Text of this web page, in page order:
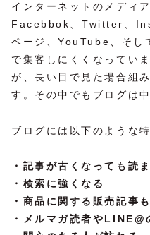
インターネットのメディ
Facebbok、Twitter、
ページ、YouTube、そし
で集客しにくくなってい
が、長い目で見た場合組
す。その中でもブログは
ブログには以下のような
・記事が古くなっても読
・検索に強くなる
・商品に関する販売記事
・メルマガ読者やLINE@